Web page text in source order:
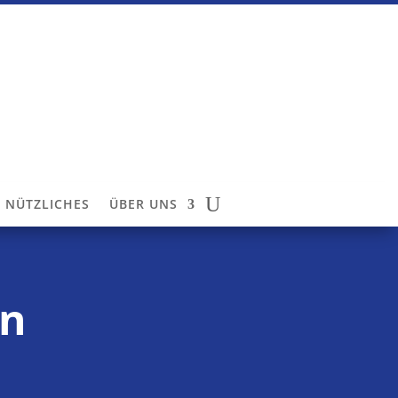
NÜTZLICHES ÜBER UNS